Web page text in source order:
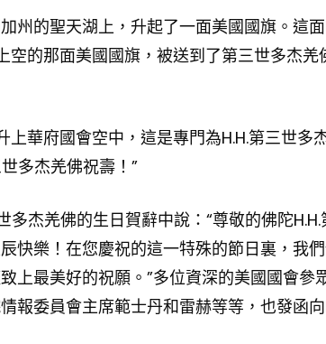
州的聖天湖上，升起了一面美國國旗。這
的那面美國國旗，被送到了第三世多杰羌
華府國會空中，這是專門為H.H.第三世多
多杰羌佛祝壽！”
杰羌佛的生日賀辭中說：“尊敬的佛陀
快樂！在您慶祝的這一特殊的節日裏，我
上最美好的祝願。”多位資深的美國國會參
報委員會主席範士丹和雷赫等等，也發函向